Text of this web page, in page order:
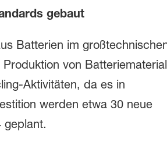
gebaut
Batterien im
von
Aktivitäten, da es in
werden etwa 30 neue
geplant.